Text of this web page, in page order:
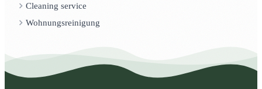
Cleaning service
Wohnungsreinigung